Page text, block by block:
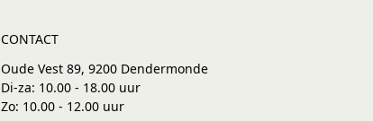
CONTACT
Oude Vest 89, 9200 Dendermonde
Di-za: 10.00 - 18.00 uur
Zo: 10.00 - 12.00 uur